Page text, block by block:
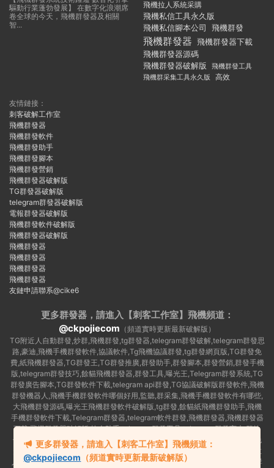
驅動行業蓬勃發展】 在數字化浪潮席
卷全球的今天，飛機群發器及相關
智...
飛機拉人系統采購
飛機私信工具永久版
飛機私信腳本公司
飛機群發
飛機群發器 飛機群發器下載
飛機群發器源碼
飛機群發器破解版
飛機群發工具
飛機群采集工具永久版
高效
友情鏈接：
刺客破解工作室
飛機群發器
飛機群發軟件
飛機群發助手
飛機群發腳本
飛機群發營銷
飛機群發器破解版
TG群發器破解版
telegram群發器破解版
電報群發器破解版
飛機群發軟件破解版
飛機群發器破解版
飛機群發器
飛機群發器
飛機群發器
飛機群發器
友鏈申請聯系@cike6
更多群發器，請進入【刺客工作室】 飛機頻道：
@ckpojiecom （頻道實時更新最新破解版）
TG附近人自動群發,炒群,飛機群發,tg群發器,telegram群發破解,telegram群發思
路,豪迪,飛機手機群發軟件,協議軟件,Tg飛機協議群發,tg群發網頁版,TG群發免
費,紙飛機群發器,TG群發王,TG群發推廣,群發助手,群發腳本,群發營銷,群發手機
版,telegram群發技巧,餘貓飛機群發器,群發工具,曝光王,Telegram群發系統,TG
群發廣告腳本,TG群發軟件下載,telegram api群發,TG協議破解版群發軟件,飛機
群發機器人,飛機手機群發軟件哪個好用,監聽,群采集,飛機手機群發軟件有哪些,
大飛機群發源碼,曝光王飛機群發軟件破解版,tg群發,餘貓紙飛機群發助手,飛機
手機群發軟件下載,Telegram群發器,telegram軟件群發,飛機群發器,飛機群發器
下載,飛機群發器破解版,拉人助手,telegram群發工具,telegram 群發言,加群軟
件,Telegram怎麽群發,協議号注冊機,TG機器人群發消息,群發軟件,tg群發器免
費版,私信軟件,tg群發廣告,telegram群發規則,telegram群發,telegram 群發,拉
人軟件,telegram批量群發,群發器破解版,曝光王飛機群發軟件,telegram自動群
更多群發器，請進入【刺客工作室】飛機頻道：
@ckpojiecom （頻道實時更新最新破解版）